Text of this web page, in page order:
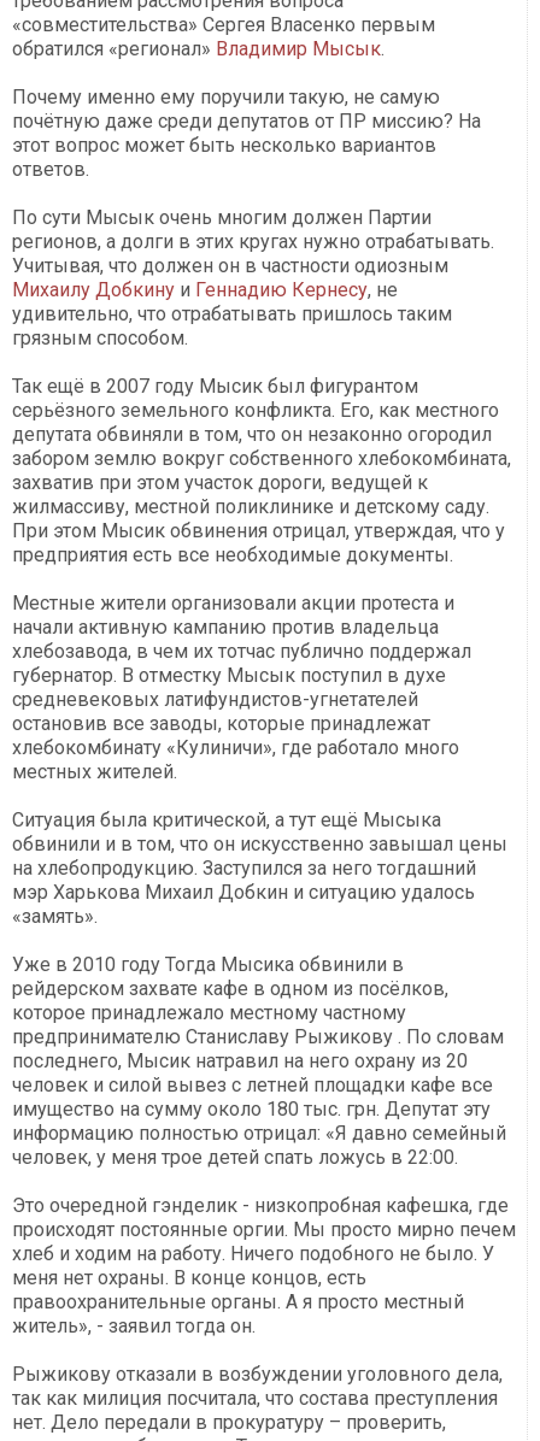
«совместительства» Сергея Власенко первым
обратился «регионал» Владимир Мысык.
Почему именно ему поручили такую, не самую
почётную даже среди депутатов от ПР миссию? На
этот вопрос может быть несколько вариантов
ответов.
По сути Мысык очень многим должен Партии
регионов, а долги в этих кругах нужно отрабатывать.
Учитывая, что должен он в частности одиозным
Михаилу Добкину и Геннадию Кернесу, не
удивительно, что отрабатывать пришлось таким
грязным способом.
Так ещё в 2007 году Мысик был фигурантом
серьёзного земельного конфликта. Его, как местного
депутата обвиняли в том, что он незаконно огородил
забором землю вокруг собственного хлебокомбината,
захватив при этом участок дороги, ведущей к
жилмассиву, местной поликлинике и детскому саду.
При этом Мысик обвинения отрицал, утверждая, что у
предприятия есть все необходимые документы.
Местные жители организовали акции протеста и
начали активную кампанию против владельца
хлебозавода, в чем их тотчас публично поддержал
губернатор. В отместку Мысык поступил в духе
средневековых латифундистов-угнетателей
остановив все заводы, которые принадлежат
хлебокомбинату «Кулиничи», где работало много
местных жителей.
Ситуация была критической, а тут ещё Мысыка
обвинили и в том, что он искусственно завышал цены
на хлебопродукцию. Заступился за него тогдашний
мэр Харькова Михаил Добкин и ситуацию удалось
«замять».
Уже в 2010 году Тогда Мысика обвинили в
рейдерском захвате кафе в одном из посёлков,
которое принадлежало местному частному
предпринимателю Станиславу Рыжикову . По словам
последнего, Мысик натравил на него охрану из 20
человек и силой вывез с летней площадки кафе все
имущество на сумму около 180 тыс. грн. Депутат эту
информацию полностью отрицал: «Я давно семейный
человек, у меня трое детей спать ложусь в 22:00.
Это очередной гэнделик - низкопробная кафешка, где
происходят постоянные оргии. Мы просто мирно печем
хлеб и ходим на работу. Ничего подобного не было. У
меня нет охраны. В конце концов, есть
правоохранительные органы. А я просто местный
житель», - заявил тогда он.
Рыжикову отказали в возбуждении уголовного дела,
так как милиция посчитала, что состава преступления
нет. Дело передали в прокуратуру – проверить,